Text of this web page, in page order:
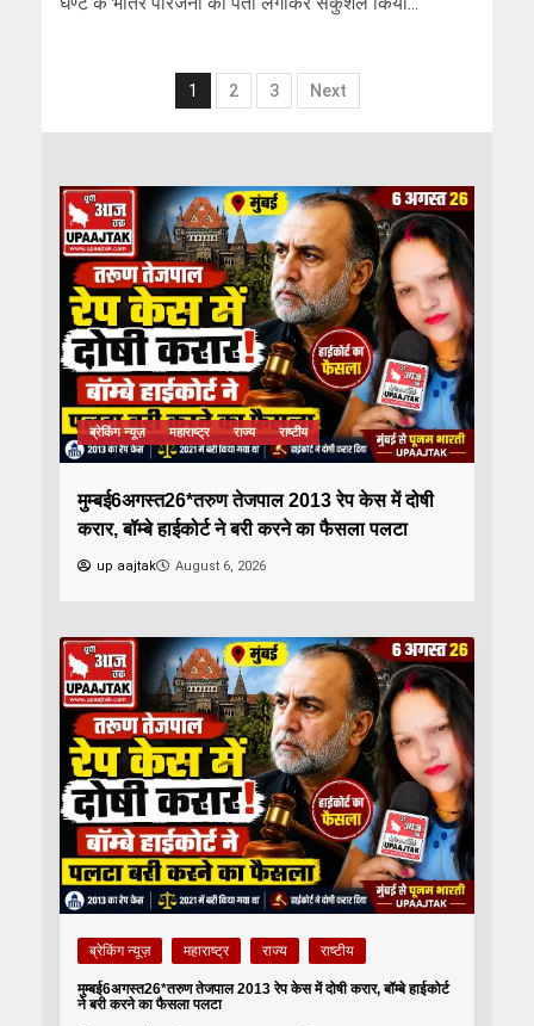
1 2 3 Next
ब्रेकिंग न्यूज़ महाराष्ट्र राज्य राष्टीय
मुम्बई6अगस्त26*तरुण तेजपाल 2013 रेप केस में दोषी
करार, बॉम्बे हाईकोर्ट ने बरी करने का फैसला पलटा
up aajtak August 6, 2026
ब्रेकिंग न्यूज़ महाराष्ट्र राज्य राष्टीय
मुम्बई6अगस्त26*तरुण तेजपाल 2013 रेप केस में दोषी करार, बॉम्बे हाईकोर्ट
ने बरी करने का फैसला पलटा